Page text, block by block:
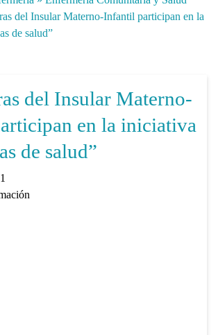
del Insular Materno-Infantil participan en la
de salud”
del Insular Materno-
en la iniciativa
de salud”